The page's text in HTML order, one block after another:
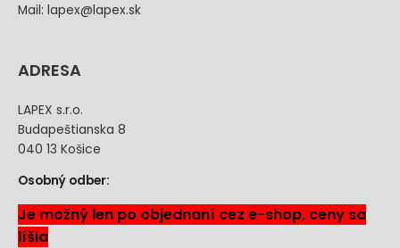
Mail: lapex@lapex.sk
ADRESA
LAPEX s.r.o.
Budapeštianska 8
040 13 Košice
Osobný odber:
Je možný len po objednaní cez e-shop, ceny sa
líšia